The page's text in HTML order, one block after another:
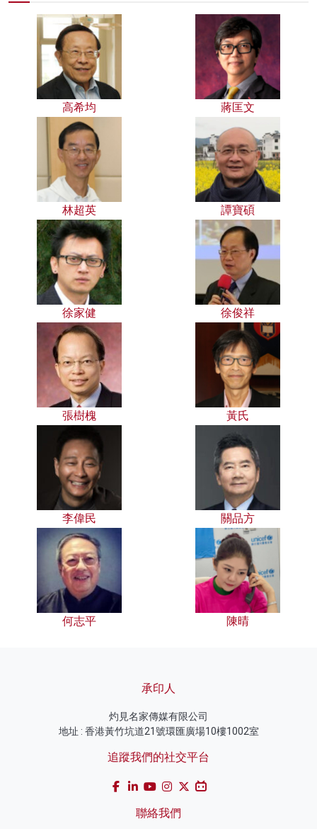
高希均 蔣匡文
林超英 譚寶碩
徐家健 徐俊祥
張樹槐 黃氏
李偉民 關品方
何志平 陳晴
承印人
灼見名家傳媒有限公司
地址 : 香港黃竹坑道21號環匯廣場10樓1002室
追蹤我們的社交平台
聯絡我們